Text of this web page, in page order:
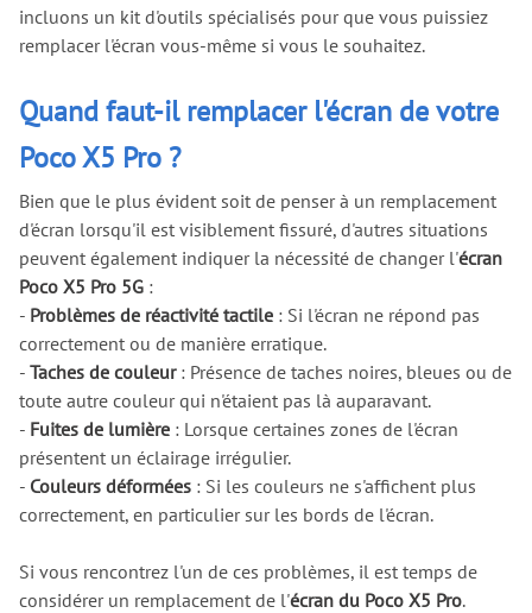
incluons un kit d'outils spécialisés pour que vous puissiez
remplacer l'écran vous-même si vous le souhaitez.
Quand faut-il remplacer l'écran de votre
Poco X5 Pro ?
Bien que le plus évident soit de penser à un remplacement
d'écran lorsqu'il est visiblement fissuré, d'autres situations
peuvent également indiquer la nécessité de changer l'écran
Poco X5 Pro 5G :
- Problèmes de réactivité tactile : Si l'écran ne répond pas
correctement ou de manière erratique.
- Taches de couleur: Présence de taches noires, bleues ou de
toute autre couleur qui n'étaient pas là auparavant.
- Fuites de lumière : Lorsque certaines zones de l'écran
présentent un éclairage irrégulier.
- Couleurs déformées : Si les couleurs ne s'affichent plus
correctement, en particulier sur les bords de l'écran.
Si vous rencontrez l'un de ces problèmes, il est temps de
considérer un remplacement de l'écran du Poco X5 Pro.